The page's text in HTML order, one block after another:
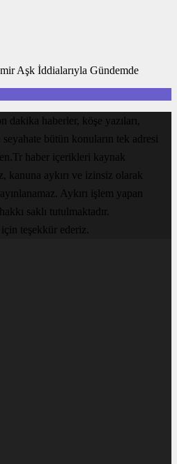
Aşk İddialarıyla Gündemde
dakika haberler, köşe yazıları,
bütün konuların tek adresi
haber içerikleri kaynak
kanuna aykırı ve izinsiz olarak
Aykırı işlem yapan
saklı tutulmaktadır.
teşekkür ederiz.